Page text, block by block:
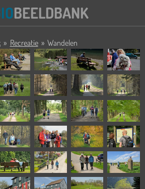
BEELDBANK
» Recreatie » Wandelen